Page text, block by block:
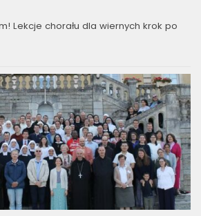
Lekcje chorału dla wiernych krok po